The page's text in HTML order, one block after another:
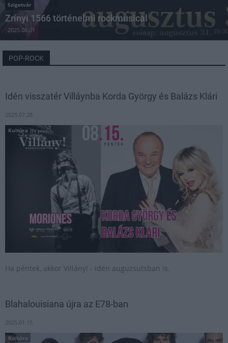
Szigetvár
Zrínyi 1566 történelmi rockmusical
2025.08.01
POP-ROCK
Idén visszatér Villáynba Korda György és Balázs Klári
2025.07.28
Kultúra
Ha péntek, akkor Villány! - idén auguzsutsban is.
Blahalouisiana újra az E78-ban
2025.01.15
Kultúra